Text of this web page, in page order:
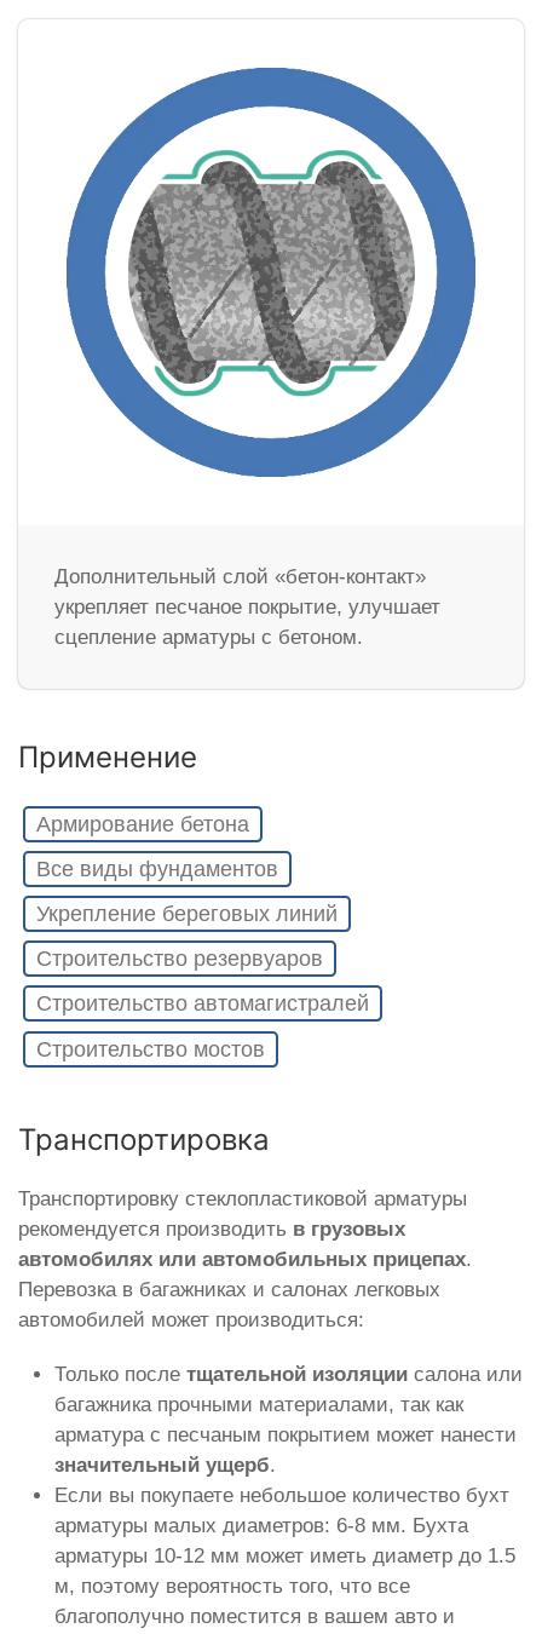
Дополнительный слой «бетон-контакт»
укрепляет песчаное покрытие, улучшает
сцепление арматуры с бетоном.
Применение
Армирование бетона
Все виды фундаментов
Укрепление береговых линий
Строительство резервуаров
Строительство автомагистралей
Строительство мостов
Транспортировка
Транспортировку стеклопластиковой арматуры
рекомендуется производить в грузовых
автомобилях или автомобильных прицепах.
Перевозка в багажниках и салонах легковых
автомобилей может производиться:
Только после тщательной изоляции салона или
багажника прочными материалами, так как
арматура с песчаным покрытием может нанести
значительный ущерб.
Если вы покупаете небольшое количество бухт
арматуры малых диаметров: 6-8 мм. Бухта
арматуры 10-12 мм может иметь диаметр до 1.5
м, поэтому вероятность того, что все
благополучно поместится в вашем авто и